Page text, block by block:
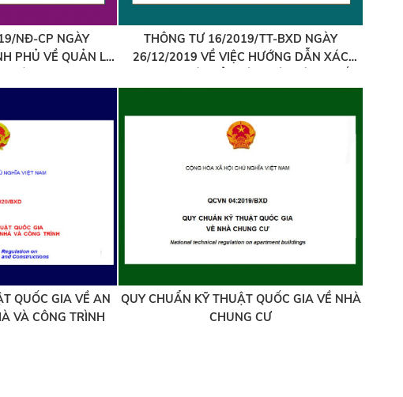
NĐ-CP NGÀY
PHỦ VỀ QUẢN LÝ
THÔNG TƯ 16/2019/TT-BXD NGÀY
26/12/2019 VỀ VIỆC HƯỚNG DẪN XÁC
QUỐC GIA VỀ AN
VÀ CÔNG TRÌNH
QUY CHUẨN KỸ THUẬT QUỐC GIA VỀ NHÀ
CHUNG CƯ